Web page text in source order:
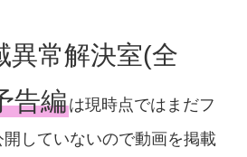
異常解決室(全
告編は現時点ではまだフ
していないので動画を掲載